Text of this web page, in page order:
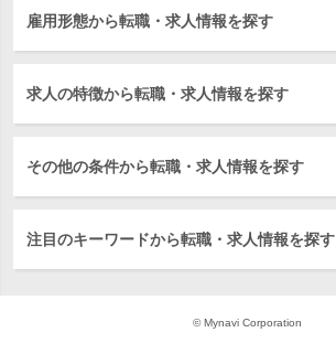
雇用形態から転職・求人情報を探す
求人の特徴から転職・求人情報を探す
その他の条件から転職・求人情報を探す
注目のキーワードから転職・求人情報を探す
© Mynavi Corporation